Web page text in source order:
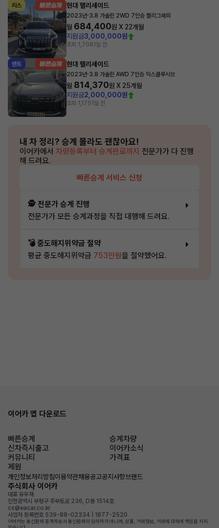
리스 현대 팰리세이드
2023년·3.8 가솔린 2WD 7인승 캘리그래피
월 684,400원 X 22개월
지원금3,000,000원
조회 1,7081일 전
렌트 현대 팰리세이드
2023년·3.8 가솔린 AWD 7인승 익스클루시브
월 814,370원 X 25개월
지원금2,000,000원
조회 1,1751일 전
내 차 정리? 승계 몰라도 괜찮아요!
이어카에서 차량등록부터 승계완료까지 전문가가 다 진행
해 드려요.
빠른승계 서비스 신청
🕵️ 전문가 승계 진행
전문가가 모든 승계과정을 직접 대행해 드려요.
💣 중도해지위약금 절약
평균 중도해지위약금 753만원을 절약했어요.
이어카 앱 다운로드
빠른승계
승계차량
신차즉시출고
이어카소식
커뮤니티
가격표
제원
개인정보처리방침이용약관채용공고공지사항브랜드
주식회사 이어카
대표 유우재
인천광역시 부평구 주부토로 236, D동 1514호
cs@eacar.co.kr
사업자 등록번호 539-88-02334 | 1877-2520
이어카는 통신판매 중개자로서 통신판매의 당사자가 아니며, 상품, 거래정보, 거래에 대하여 책임을 지지